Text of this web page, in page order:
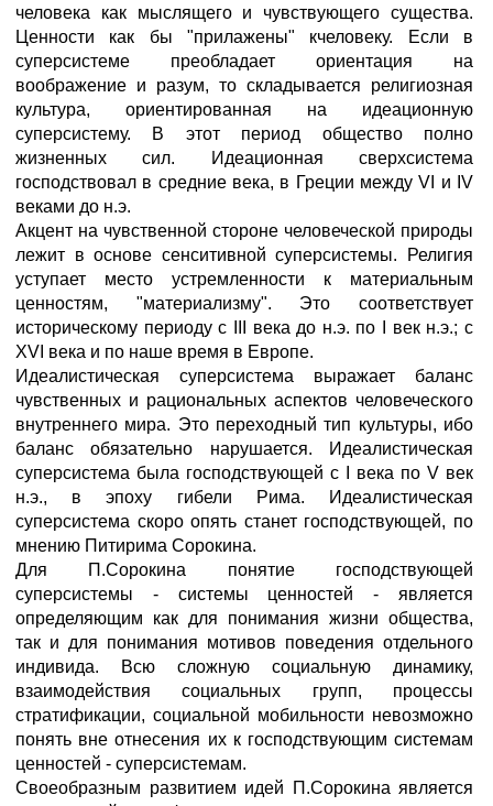
человека как мыслящего и чувствующего существа.
Ценности как бы "прилажены" кчеловеку. Если в
суперсистеме преобладает ориентация на
воображение и разум, то складывается религиозная
культура, ориентированная на идеационную
суперсистему. В этот период общество полно
жизненных сил. Идеационная сверхсистема
господствовал в средние века, в Греции между VI и IV
веками до н.э.
Акцент на чувственной стороне человеческой природы
лежит в основе сенситивной суперсистемы. Религия
уступает место устремленности к материальным
ценностям, "материализму". Это соответствует
историческому периоду с III века до н.э. по I век н.э.; с
XVI века и по наше время в Европе.
Идеалистическая суперсистема выражает баланс
чувственных и рациональных аспектов человеческого
внутреннего мира. Это переходный тип культуры, ибо
баланс обязательно нарушается. Идеалистическая
суперсистема была господствующей с I века по V век
н.э., в эпоху гибели Рима. Идеалистическая
суперсистема скоро опять станет господствующей, по
мнению Питирима Сорокина.
Для П.Сорокина понятие господствующей
суперсистемы - системы ценностей - является
определяющим как для понимания жизни общества,
так и для понимания мотивов поведения отдельного
индивида. Всю сложную социальную динамику,
взаимодействия социальных групп, процессы
стратификации, социальной мобильности невозможно
понять вне отнесения их к господствующим системам
ценностей - суперсистемам.
Своеобразным развитием идей П.Сорокина является